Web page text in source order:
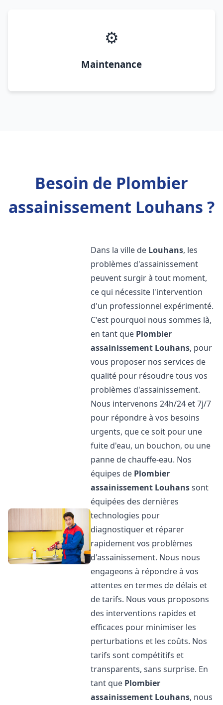
⚙️
Maintenance
Besoin de Plombier
assainissement Louhans ?
Dans la ville de Louhans, les
problèmes d'assainissement
peuvent surgir à tout moment,
ce qui nécessite l'intervention
d'un professionnel expérimenté.
C'est pourquoi nous sommes là,
en tant que Plombier
assainissement Louhans, pour
vous proposer nos services de
qualité pour résoudre tous vos
problèmes d'assainissement.
Nous intervenons 24h/24 et 7j/7
pour répondre à vos besoins
urgents, que ce soit pour une
fuite d'eau, un bouchon, ou une
panne de chauffe-eau. Nos
équipes de Plombier
assainissement Louhanssont
équipées des dernières
technologies pour
diagnostiquer et réparer
rapidement vos problèmes
d'assainissement. Nous nous
engageons à répondre à vos
attentes en termes de délais et
de tarifs. Nous vous proposons
des interventions rapides et
efficaces pour minimiser les
perturbations et les coûts. Nos
tarifs sont compétitifs et
transparents, sans surprise. En
tant que Plombier
assainissement Louhans, nous